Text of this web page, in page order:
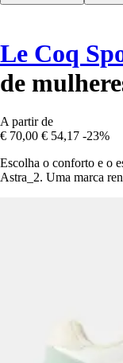
Le Coq
de
A partir de
€ 70,00 € 54,17 -23%
Escolha o conforto e o
Astra_2. Uma marca